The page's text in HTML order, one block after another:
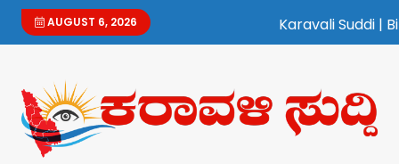
AUGUST 6, 2026 Karavali Suddi | Bilingual